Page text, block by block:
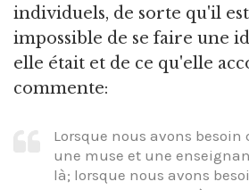
individuels, de sorte qu'il
impossible de se faire une
elle était et de ce qu'elle
commente:
Lorsque nous avons besoin
une muse et une
là; lorsque nous avons